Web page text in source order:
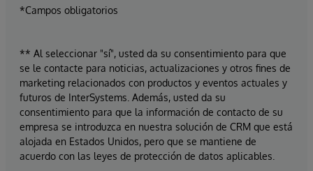
*Campos obligatorios
** Al seleccionar "sí", usted da su consentimiento para que
se le contacte para noticias, actualizaciones y otros fines de
marketing relacionados con productos y eventos actuales y
futuros de InterSystems. Además, usted da su
consentimiento para que la información de contacto de su
empresa se introduzca en nuestra solución de CRM que está
alojada en Estados Unidos, pero que se mantiene de
acuerdo con las leyes de protección de datos aplicables.